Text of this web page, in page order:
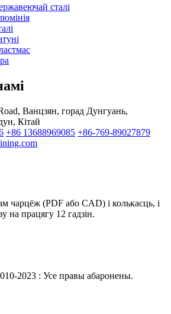
сталі
Ванцзян, горад Дунгуань,
Кітай
+86 13688969085 +86-769-89027879
чарцёж (PDF або CAD) і колькасць, і
на працягу 12 гадзін.
2023 : Усе правы абаронены.